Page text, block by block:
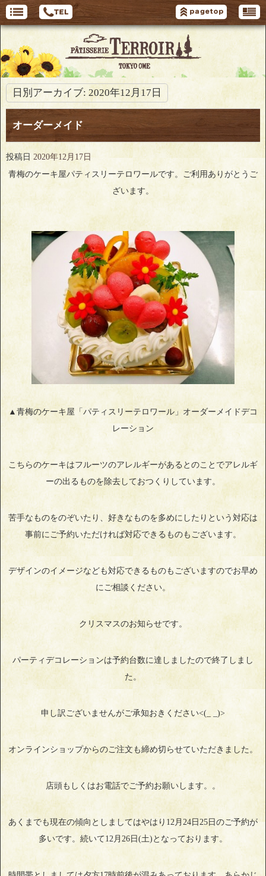
日別アーカイブ: 2020年12月17日
オーダーメイド
投稿日 2020年12月17日
青梅のケーキ屋パティスリーテロワールです。ご利用ありがとうご
ざいます。
▲青梅のケーキ屋「パティスリーテロワール」オーダーメイドデコ
レーション
こちらのケーキはフルーツのアレルギーがあるとのことでアレルギ
ーの出るものを除去しておつくりしています。
苦手なものをのぞいたり、好きなものを多めにしたりという対応は
事前にご予約いただければ対応できるものもございます。
デザインのイメージなども対応できるものもございますのでお早め
にご相談ください。
クリスマスのお知らせです。
パーティデコレーションは予約台数に達しましたので終了しまし
た。
申し訳ございませんがご承知おきください<(_ _)>
オンラインショップからのご注文も締め切らせていただきました。
店頭もしくはお電話でご予約お願いします。。
あくまでも現在の傾向としましてはやはり12月24日25日のご予約が
多いです。続いて12月26日(土)となっております。